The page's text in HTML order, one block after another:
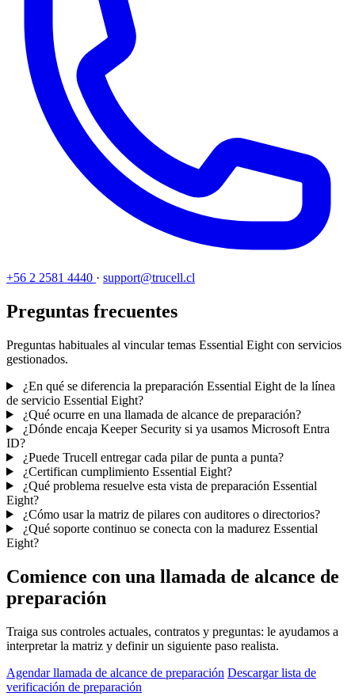
+56 2 2581 4440 · support@trucell.cl
Preguntas frecuentes
Preguntas habituales al vincular temas Essential Eight con servicios
gestionados.
¿En qué se diferencia la preparación Essential Eight de la línea
de servicio Essential Eight?
¿Qué ocurre en una llamada de alcance de preparación?
¿Dónde encaja Keeper Security si ya usamos Microsoft Entra
ID?
¿Puede Trucell entregar cada pilar de punta a punta?
¿Certifican cumplimiento Essential Eight?
¿Qué problema resuelve esta vista de preparación Essential
Eight?
¿Cómo usar la matriz de pilares con auditores o directorios?
¿Qué soporte continuo se conecta con la madurez Essential
Eight?
Comience con una llamada de alcance de
preparación
Traiga sus controles actuales, contratos y preguntas: le ayudamos a
interpretar la matriz y definir un siguiente paso realista.
Agendar llamada de alcance de preparación Descargar lista de
verificación de preparación